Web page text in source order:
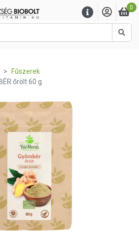
0
Fűszerek
őrölt 60 g